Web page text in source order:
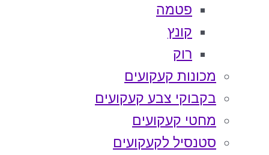
פטמה
קונץ
רוק
מכונות קעקועים
בקבוקי צבע קעקועים
מחטי קעקועים
סטנסיל לקעקועים